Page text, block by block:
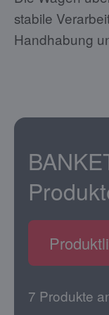
stabile
Handhabung
7 Produkte